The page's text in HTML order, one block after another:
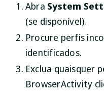
Abra System
(se disponível).
Procure perfis
identificados.
Exclua quaisquer
BrowserActivity